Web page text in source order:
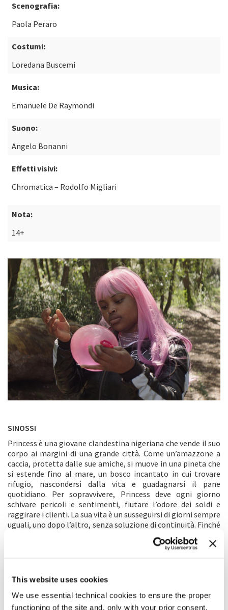
This website uses cookies
We use essential technical cookies to ensure the proper
functioning of the site and, only with your prior consent,
Scenografia:
Paola Peraro
Costumi:
Loredana Buscemi
Musica:
Emanuele De Raymondi
Suono:
Angelo Bonanni
Effetti visivi:
Chromatica – Rodolfo Migliari
Nota:
14+
SINOSSI
Princess è una giovane clandestina nigeriana che vende il suo
corpo ai margini di una grande città. Come un’amazzone a
caccia, protetta dalle sue amiche, si muove in una pineta che
si estende fino al mare, un bosco incantato in cui trovare
rifugio, nascondersi dalla vita e guadagnarsi il pane
quotidiano. Per sopravvivere, Princess deve ogni giorno
schivare pericoli e sentimenti, fiutare l’odore dei soldi e
raggirare i clienti. La sua vita è un susseguirsi di giorni sempre
uguali, uno dopo l’altro, senza soluzione di continuità. Finché
un giorno, spinta da una forza interiore a rompere le catene
del cinismo e dello sfruttamento, litiga con le amiche con cui
COMMENTO DEL REGISTA
Ho costruitoPrincessfondendo il mio punto di vista con